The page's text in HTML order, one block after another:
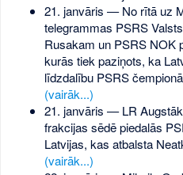
21. janvāris — No rītā uz
telegrammas PSRS
Rusakam un PSRS NOK
kurās tiek paziņots, ka
līdzdalību PSRS
(vairāk...)
21. janvāris — LR
frakcijas sēdē piedalās
Latvijas, kas atbalsta
(vairāk...)